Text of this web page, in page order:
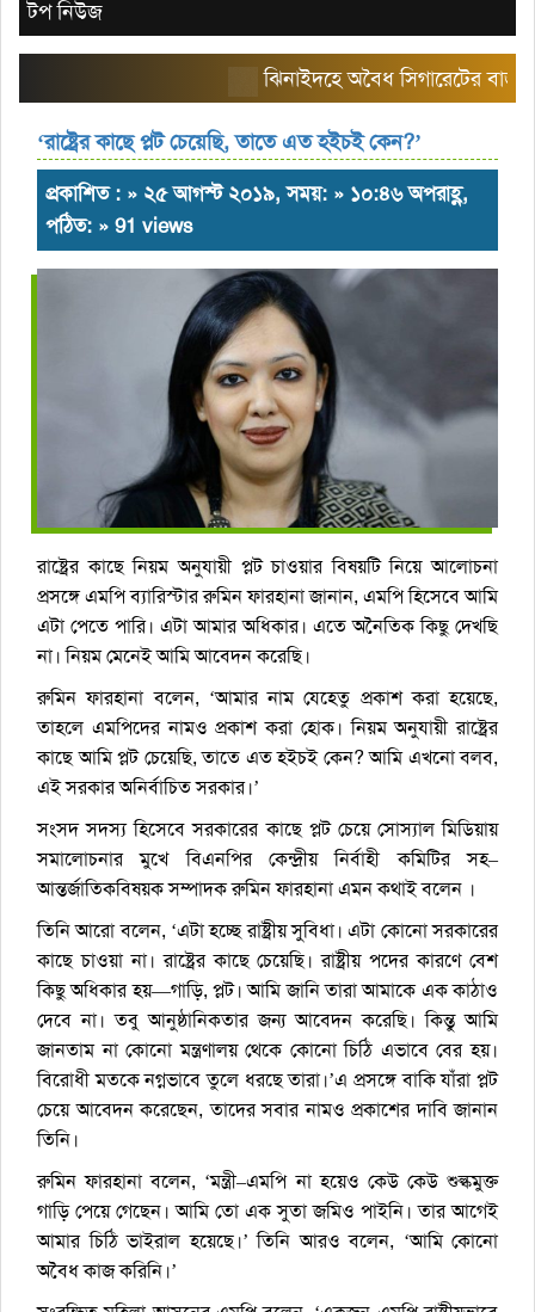
টপ নিউজ
ঝিনাইদহে অবৈধ সিগারেটের বাজার
‘রাষ্ট্রের কাছে প্লট চেয়েছি, তাতে এত হইচই কেন?’
প্রকাশিত : » ২৫ আগস্ট ২০১৯, সময়: » ১০:৪৬ অপরাহ্ণ,
পঠিত: » 91 views
রাষ্ট্রের কাছে নিয়ম অনুযায়ী প্লট চাওয়ার বিষয়টি নিয়ে আলোচনা
প্রসঙ্গে এমপি ব্যারিস্টার রুমিন ফারহানা জানান, এমপি হিসেবে আমি
এটা পেতে পারি। এটা আমার অধিকার। এতে অনৈতিক কিছু দেখছি
না। নিয়ম মেনেই আমি আবেদন করেছি।
রুমিন ফারহানা বলেন, ‘আমার নাম যেহেতু প্রকাশ করা হয়েছে,
তাহলে এমপিদের নামও প্রকাশ করা হোক। নিয়ম অনুযায়ী রাষ্ট্রের
কাছে আমি প্লট চেয়েছি, তাতে এত হইচই কেন? আমি এখনো বলব,
এই সরকার অনির্বাচিত সরকার।’
সংসদ সদস্য হিসেবে সরকারের কাছে প্লট চেয়ে সোস্যাল মিডিয়ায়
সমালোচনার মুখে বিএনপির কেন্দ্রীয় নির্বাহী কমিটির সহ–
আন্তর্জাতিকবিষয়ক সম্পাদক রুমিন ফারহানা এমন কথাই বলেন ।
তিনি আরো বলেন, ‘এটা হচ্ছে রাষ্ট্রীয় সুবিধা। এটা কোনো সরকারের
কাছে চাওয়া না। রাষ্ট্রের কাছে চেয়েছি। রাষ্ট্রীয় পদের কারণে বেশ
কিছু অধিকার হয়—গাড়ি, প্লট। আমি জানি তারা আমাকে এক কাঠাও
দেবে না। তবু আনুষ্ঠানিকতার জন্য আবেদন করেছি। কিন্তু আমি
জানতাম না কোনো মন্ত্রণালয় থেকে কোনো চিঠি এভাবে বের হয়।
বিরোধী মতকে নগ্নভাবে তুলে ধরছে তারা।’এ প্রসঙ্গে বাকি যাঁরা প্লট
চেয়ে আবেদন করেছেন, তাদের সবার নামও প্রকাশের দাবি জানান
তিনি।
রুমিন ফারহানা বলেন, ‘মন্ত্রী–এমপি না হয়েও কেউ কেউ শুল্কমুক্ত
গাড়ি পেয়ে গেছেন। আমি তো এক সুতা জমিও পাইনি। তার আগেই
আমার চিঠি ভাইরাল হয়েছে।’ তিনি আরও বলেন, ‘আমি কোনো
অবৈধ কাজ করিনি।’